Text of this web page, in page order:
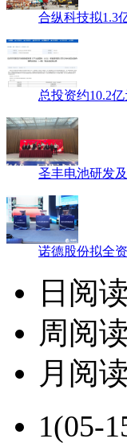
合纵科技拟1.3
总投资约10.2
圣丰电池研发
诺德股份拟全
日阅
周阅
月阅
1(05-